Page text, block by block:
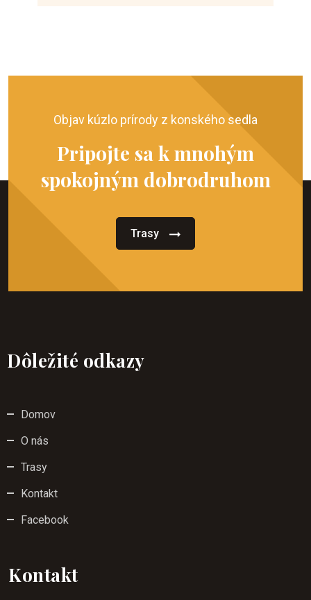
Objav kúzlo prírody z konského sedla
Pripojte sa k mnohým
spokojným dobrodruhom
Trasy
Dôležité odkazy
Domov
O nás
Trasy
Kontakt
Facebook
Kontakt